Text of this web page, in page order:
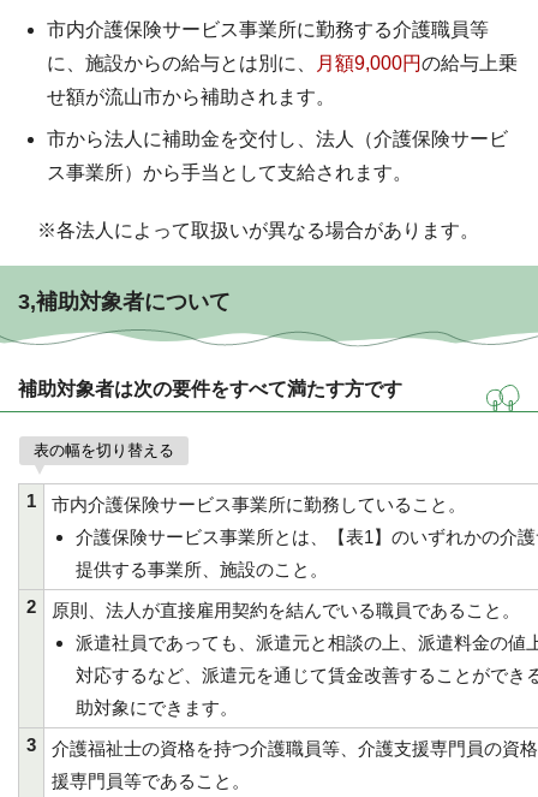
市内介護保険サービス事業所に勤務する介護職員等
に、施設からの給与とは別に、
月額9,000円の給与上乗
せ額が流山市から補助されます。
市から法人に補助金を交付し、法人（介護保険サービ
ス事業所）から手当として支給されます。
※各法人によって取扱いが異なる場合があります。
3,補助対象者について
補助対象者は次の要件をすべて満たす方です
表の幅を切り替える
1
市内介護保険サービス事業所に勤務していること。
介護保険サービス事業所とは、【表1】のいずれかの介
提供する事業所、施設のこと。
2
原則、法人が直接雇用契約を結んでいる職員であること。
派遣社員であっても、派遣元と相談の上、派遣料金の値
対応するなど、派遣元を通じて賃金改善することができ
助対象にできます。
3
介護福祉士の資格を持つ介護職員等、介護支援専門員の資
援専門員等であること。